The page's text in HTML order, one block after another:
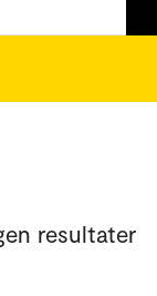
resultater